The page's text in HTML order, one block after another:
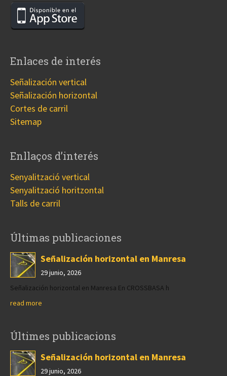
Enlaces de interés
Señalización vertical
Señalización horizontal
Cortes de carril
Sitemap
Enllaços d’interés
Senyalització vertical
Senyalització horitzontal
Talls de carril
Últimas publicaciones
Señalización horizontal en Manresa
29 junio, 2026
Señalización horizontal en Manresa En CROSSBASA h
read more
Últimes publicacions
Señalización horizontal en Manresa
29 junio, 2026